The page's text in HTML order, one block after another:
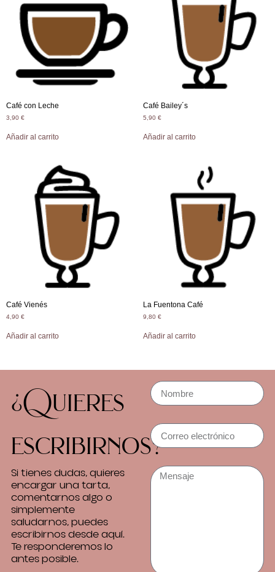
Café con Leche
3,90 €
Añadir al carrito
Café Bailey´s
5,90 €
Añadir al carrito
Café Vienés
4,90 €
Añadir al carrito
La Fuentona Café
9,80 €
Añadir al carrito
¿Quieres
escribirnos?
Si tienes dudas, quieres
encargar una tarta,
comentarnos algo o
simplemente
saludarnos, puedes
escribirnos desde aquí.
Te responderemos lo
antes posible.